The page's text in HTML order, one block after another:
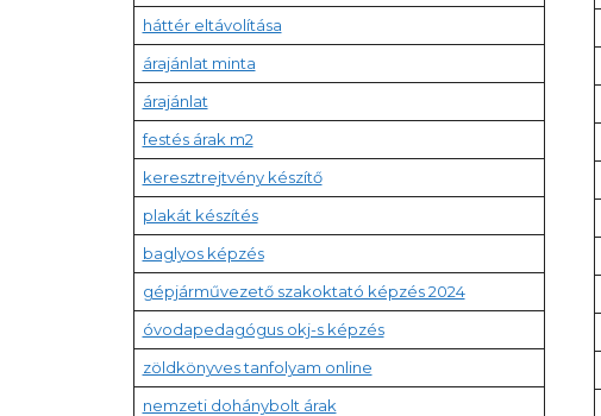
háttér eltávolítása
árajánlat minta
árajánlat
festés árak m2
keresztrejtvény készítő
plakát készítés
baglyos képzés
gépjárművezető szakoktató képzés 2024
óvodapedagógus okj-s képzés
zöldkönyves tanfolyam online
nemzeti dohánybolt árak